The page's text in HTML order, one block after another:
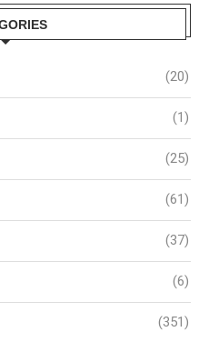
(20)
(1)
(25)
(61)
(37)
(6)
(351)